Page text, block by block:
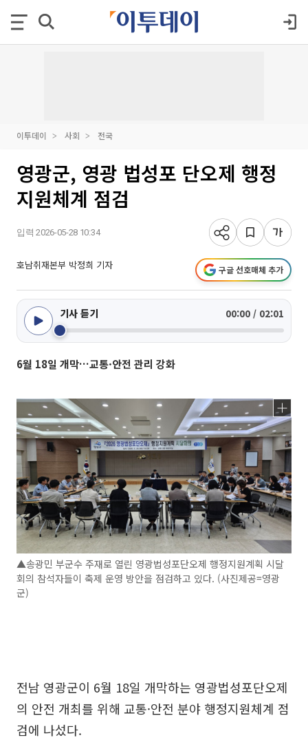
이투데이 사회 전국
영광군, 영광 법성포 단오제 행정
지원체계 점검
입력 2026-05-28 10:34
호남취재본부 박정희 기자 구글 선호매체 추가
기사 듣기 00:00 / 02:01
6월 18일 개막…교통·안전 관리 강화
▲송광민 부군수 주재로 열린 영광법성포단오제 행정지원계획 시달
회의 참석자들이 축제 운영 방안을 점검하고 있다. (사진제공=영광
군)
전남 영광군이 6월 18일 개막하는 영광법성포단오제
의 안전 개최를 위해 교통·안전 분야 행정지원체계 점
검에 나섰다.